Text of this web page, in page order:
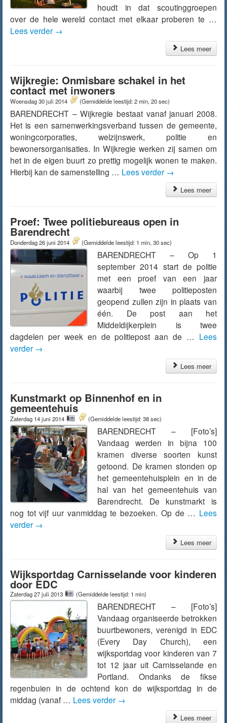
houdt in dat scoutinggroepen
over de hele wereld contact met elkaar proberen te …
Lees verder →
Lees meer
Wijkregie: Onmisbare schakel in het
contact met inwoners
Woensdag 30 juli 2014 (Gemiddelde leestijd: 2 min, 20 sec)
BARENDRECHT – Wijkregie bestaat vanaf januari 2008.
Het is een samenwerkingsverband tussen de gemeente,
woningcorporaties, welzijnswerk, politie en
bewonersorganisaties. In Wijkregie werken zij samen om
het in de eigen buurt zo prettig mogelijk wonen te maken.
Hierbij kan de samenstelling … Lees verder →
Lees meer
Proef: Twee politiebureaus open in
Barendrecht
Donderdag 26 juni 2014 (Gemiddelde leestijd: 1 min, 30 sec)
BARENDRECHT – Op 1
september 2014 start de politie
met een proef van een jaar
waarbij twee politieposten
geopend zullen zijn in plaats van
één. De post aan het
Middeldijkerplein is twee
dagdelen per week en de politiepost aan de … Lees
verder →
Lees meer
Kunstmarkt op Binnenhof en in
gemeentehuis
Zaterdag 14 juni 2014 (Gemiddelde leestijd: 38 sec)
BARENDRECHT – [Foto’s]
Vandaag werden in bijna 100
kramen diverse soorten kunst
getoond. De kramen stonden op
het gemeentehuisplein en in de
hal van het gemeentehuis van
Barendrecht. De kunstmarkt is
nog tot vijf uur vanmiddag te bezoeken. Op de … Lees
verder →
Lees meer
Wijksportdag Carnisselande voor kinderen
door EDC
Zaterdag 27 juli 2013 (Gemiddelde leestijd: 1 min)
BARENDRECHT – [Foto’s]
Vandaag organiseerde betrokken
buurtbewoners, verenigd in EDC
(Every Day Church), een
wijksportdag voor kinderen van 7
tot 12 jaar uit Carnisselande en
Portland. Ondanks de fikse
regenbuien in de ochtend kon de wijksportdag in de
middag (vanaf … Lees verder →
Lees meer